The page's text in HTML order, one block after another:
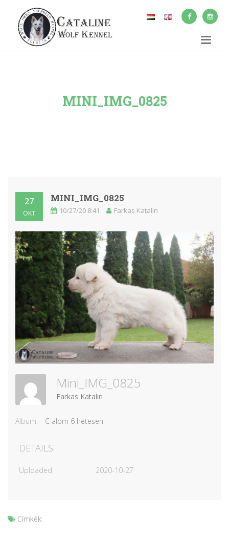
MINI_IMG_0825
27
OKT
MINI_IMG_0825
10/27/20 8:41 Farkas Katalin
Mini_IMG_0825
Farkas Katalin
Album: C alom 6 hetesen
DETAILS
Uploaded 2020-10-27
Címkék: